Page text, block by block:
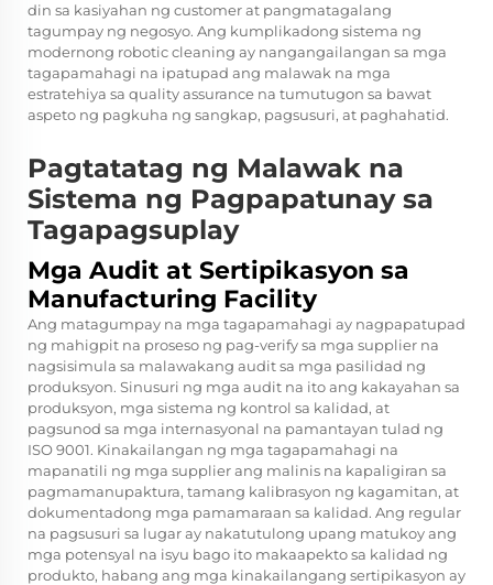
din sa kasiyahan ng customer at pangmatagalang
tagumpay ng negosyo. Ang kumplikadong sistema ng
modernong robotic cleaning ay nangangailangan sa mga
tagapamahagi na ipatupad ang malawak na mga
estratehiya sa quality assurance na tumutugon sa bawat
aspeto ng pagkuha ng sangkap, pagsusuri, at paghahatid.
Pagtatatag ng Malawak na
Sistema ng Pagpapatunay sa
Tagapagsuplay
Mga Audit at Sertipikasyon sa
Manufacturing Facility
Ang matagumpay na mga tagapamahagi ay nagpapatupad
ng mahigpit na proseso ng pag-verify sa mga supplier na
nagsisimula sa malawakang audit sa mga pasilidad ng
produksyon. Sinusuri ng mga audit na ito ang kakayahan sa
produksyon, mga sistema ng kontrol sa kalidad, at
pagsunod sa mga internasyonal na pamantayan tulad ng
ISO 9001. Kinakailangan ng mga tagapamahagi na
mapanatili ng mga supplier ang malinis na kapaligiran sa
pagmamanupaktura, tamang kalibrasyon ng kagamitan, at
dokumentadong mga pamamaraan sa kalidad. Ang regular
na pagsusuri sa lugar ay nakatutulong upang matukoy ang
mga potensyal na isyu bago ito makaapekto sa kalidad ng
produkto, habang ang mga kinakailangang sertipikasyon ay